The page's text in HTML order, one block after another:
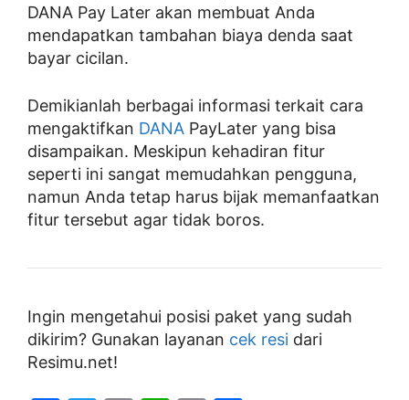
DANA Pay Later akan membuat Anda
mendapatkan tambahan biaya denda saat
bayar cicilan.
Demikianlah berbagai informasi terkait cara
mengaktifkan DANA PayLater yang bisa
disampaikan. Meskipun kehadiran fitur
seperti ini sangat memudahkan pengguna,
namun Anda tetap harus bijak memanfaatkan
fitur tersebut agar tidak boros.
Ingin mengetahui posisi paket yang sudah
dikirim? Gunakan layanan cek resi dari
Resimu.net!